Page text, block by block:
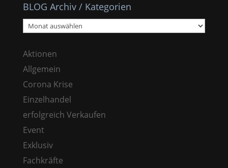
BLOG Archiv / Kategorien
BLOG
Archiv
Kategorien
Aktionen
Allgemein
Corona Krise
Einzelhandel
erfolgreich Verkaufen
Event
Exklusiv
Fachkräfte